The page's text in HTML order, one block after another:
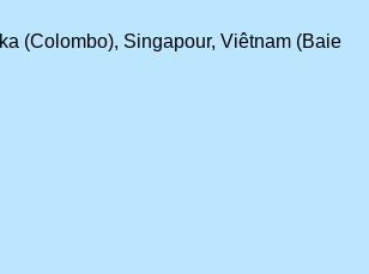
(Colombo), Singapour, Viêtnam (Baie